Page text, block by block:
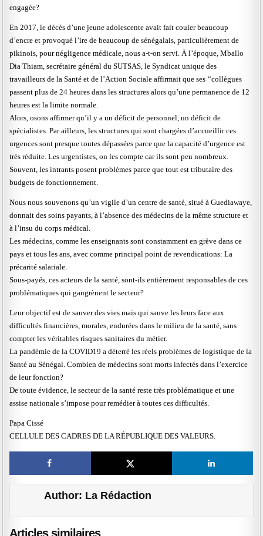
engagée?
En 2017, le décès d’une jeune adolescente avait fait couler beaucoup
d’encre et provoqué l’ire de beaucoup de sénégalais, particulièrement de
pikinois, pour négligence médicale, nous a-t-on servi. À l’époque, Mballo
Dia Thiam, secrétaire général du SUTSAS, le Syndicat unique des
travailleurs de la Santé et de l’Action Sociale affirmait que ses ‘‘collègues
passent plus de 24 heures dans les structures alors qu’une permanence de 12
heures est la limite normale.
Alors, osons affirmer qu’il y a un déficit de personnel, un déficit de
spécialistes. Par ailleurs, les structures qui sont chargées d’accueillir ces
urgences sont presque toutes dépassées parce que la capacité d’urgence est
très réduite. Les urgentistes, on les compte car ils sont peu nombreux.
Souvent, les intrants posent problèmes parce que tout est tributaire des
budgets de fonctionnement.
Nous nous souvenons qu’un vigile d’un centre de santé, situé à Guediawaye,
donnait des soins payants, à l’absence des médecins de la même structure et
à l’insu du corps médical.
Les médecins, comme les enseignants sont constamment en grève dans ce
pays et tous les ans, avec comme principal point de revendications: La
précarité salariale.
Sous-payés, ces acteurs de la santé, sont-ils entièrement responsables de ces
problématiques qui gangrènent le secteur?
Leur objectif est de sauver des vies mais qui sauve les leurs face aux
difficultés financières, morales, endurées dans le milieu de la santé, sans
compter les véritables risques sanitaires du métier.
La pandémie de la COVID19 a déterré les réels problèmes de logistique de la
Santé au Sénégal. Combien de médecins sont morts infectés dans l’exercice
de leur fonction?
De toute évidence, le secteur de la santé reste très problématique et une
assise nationale s’impose pour remédier à toutes ces difficultés.
Papa Cissé
CELLULE DES CADRES DE LA RÉPUBLIQUE DES VALEURS.
Author: La Rédaction
Articles similaires